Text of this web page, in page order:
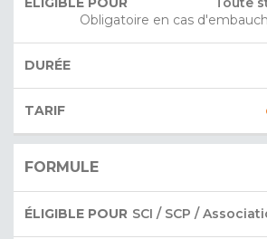
Obligatoire en cas
SCI / SCP /